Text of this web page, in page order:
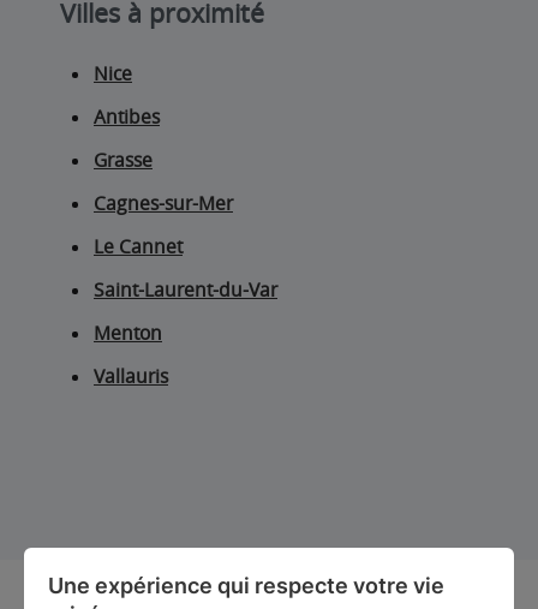
Villes à proximité
Nice
Antibes
Grasse
Cagnes-sur-Mer
Le Cannet
Saint-Laurent-du-Var
Menton
Vallauris
Une expérience qui respecte votre vie